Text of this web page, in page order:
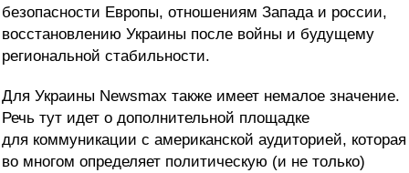
безопасности Европы, отношениям Запада и россии,
восстановлению Украины после войны и будущему
региональной стабильности.
Для Украины Newsmax также имеет немалое значение.
Речь тут идет о дополнительной площадке
для коммуникации с американской аудиторией, которая
во многом определяет политическую (и не только)